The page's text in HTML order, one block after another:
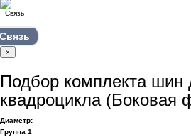
×
Подбор комплекта шин
квадроцикла (Боковая
Диаметр:
Группа 1